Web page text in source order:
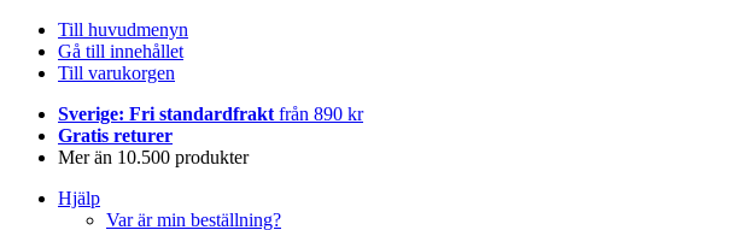
Till huvudmenyn
Gå till innehållet
Till varukorgen
Sverige: Fri standardfrakt från 890 kr
Gratis returer
Mer än 10.500 produkter
Hjälp
Var är min beställning?